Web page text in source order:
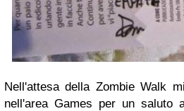
Nell'attesa della Zombie Walk
nell'area Games per un saluto